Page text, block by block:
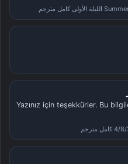
Yazınız için teşekkürler. Bu